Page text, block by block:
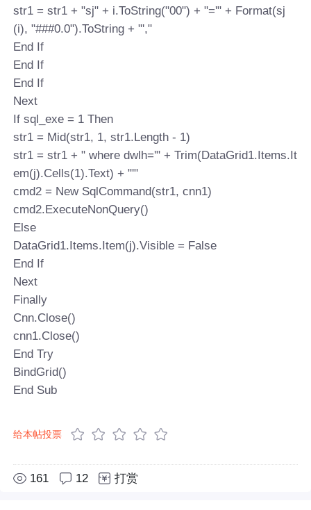
str1 = str1 + "sj" + i.ToString("00") + "='" + Format(sj
(i), "###0.0").ToString + "',"
End If
End If
End If
Next
If sql_exe = 1 Then
str1 = Mid(str1, 1, str1.Length - 1)
str1 = str1 + " where dwlh='" + Trim(DataGrid1.Items.It
em(j).Cells(1).Text) + "'"
cmd2 = New SqlCommand(str1, cnn1)
cmd2.ExecuteNonQuery()
Else
DataGrid1.Items.Item(j).Visible = False
End If
Next
Finally
Cnn.Close()
cnn1.Close()
End Try
BindGrid()
End Sub
给本帖投票
161 12 打赏